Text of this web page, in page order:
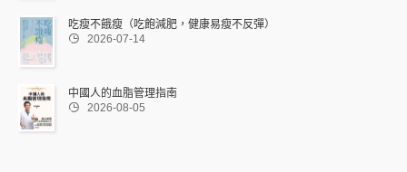
吃瘦不餓瘦（吃飽減肥，健康易瘦不反彈）
 2026-07-14
中國人的血脂管理指南
 2026-08-05